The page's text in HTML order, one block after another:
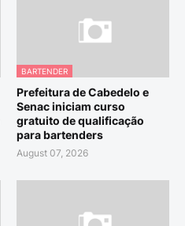
BARTENDER
Prefeitura de Cabedelo e
Senac iniciam curso
gratuito de qualificação
para bartenders
August 07, 2026